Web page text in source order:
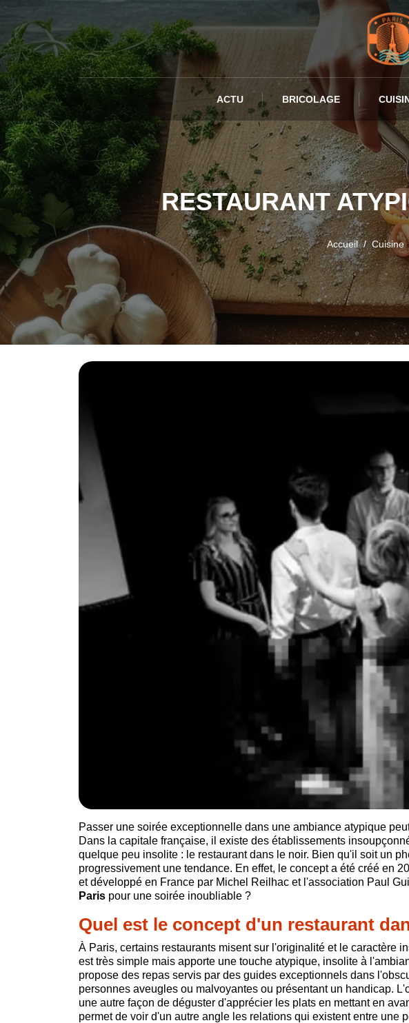
ACTU BRICOLAGE
RESTAURANT
Accueil Cuisine
Passer une soirée exceptionnelle dans une ambiance atypique
Dans la capitale française, il existe des établissements
quelque peu insolite : le restaurant dans le noir. Bien qu'il soit un
progressivement une tendance. En effet, le concept a été créé en
et développé en France par Michel Reilhac et l'association Paul
Paris pour une soirée inoubliable ?
Quel est le concept d'un restaurant
À Paris, certains restaurants misent sur l'originalité et le caractère
est très simple mais apporte une touche atypique, insolite à
propose des repas servis par des guides exceptionnels dans
personnes aveugles ou malvoyantes ou présentant un handicap.
une autre façon de déguster d'apprécier les plats en mettant en
permet de voir d'un autre angle les relations qui existent entre une